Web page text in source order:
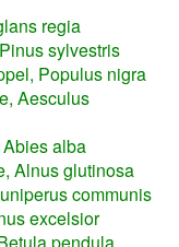
regia
sylvestris
Populus nigra
Aesculus
alba
Alnus glutinosa
communis
excelsior
pendula